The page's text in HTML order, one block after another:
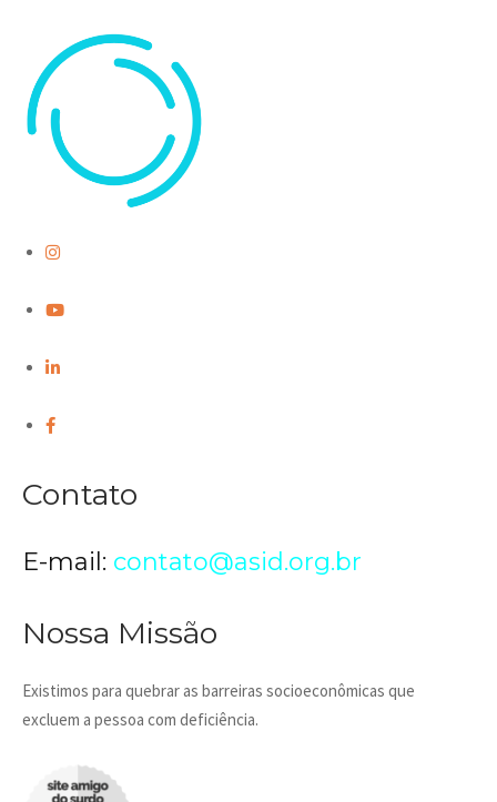
Contato
E-mail: contato@asid.org.br
Nossa Missão
Existimos para quebrar as barreiras socioeconômicas que
excluem a pessoa com deficiência.